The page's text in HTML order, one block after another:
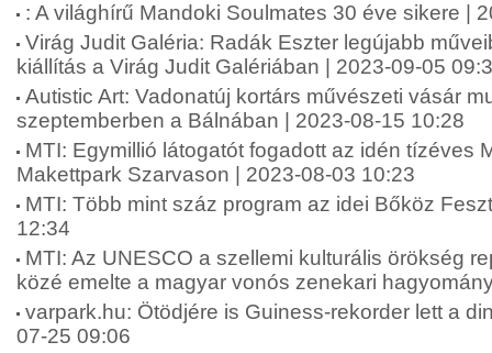
: A világhírű Mandoki Soulmates 30 éve sikere |
Virág Judit Galéria: Radák Eszter legújabb
kiállítás a Virág Judit Galériában | 2023-09-05
Autistic Art: Vadonatúj kortárs művészeti vásár
szeptemberben a Bálnában | 2023-08-15 10:28
MTI: Egymillió látogatót fogadott az idén tízéves
Makettpark Szarvason | 2023-08-03 10:23
MTI: Több mint száz program az idei Bőköz
12:34
MTI: Az UNESCO a szellemi kulturális örökség
közé emelte a magyar vonós zenekari
varpark.hu: Ötödjére is Guiness-rekorder lett a
07-25 09:06